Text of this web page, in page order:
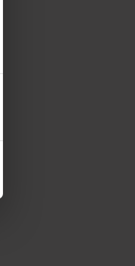
oder zu
die Anzahl zu
Schaltflächen
ein oder